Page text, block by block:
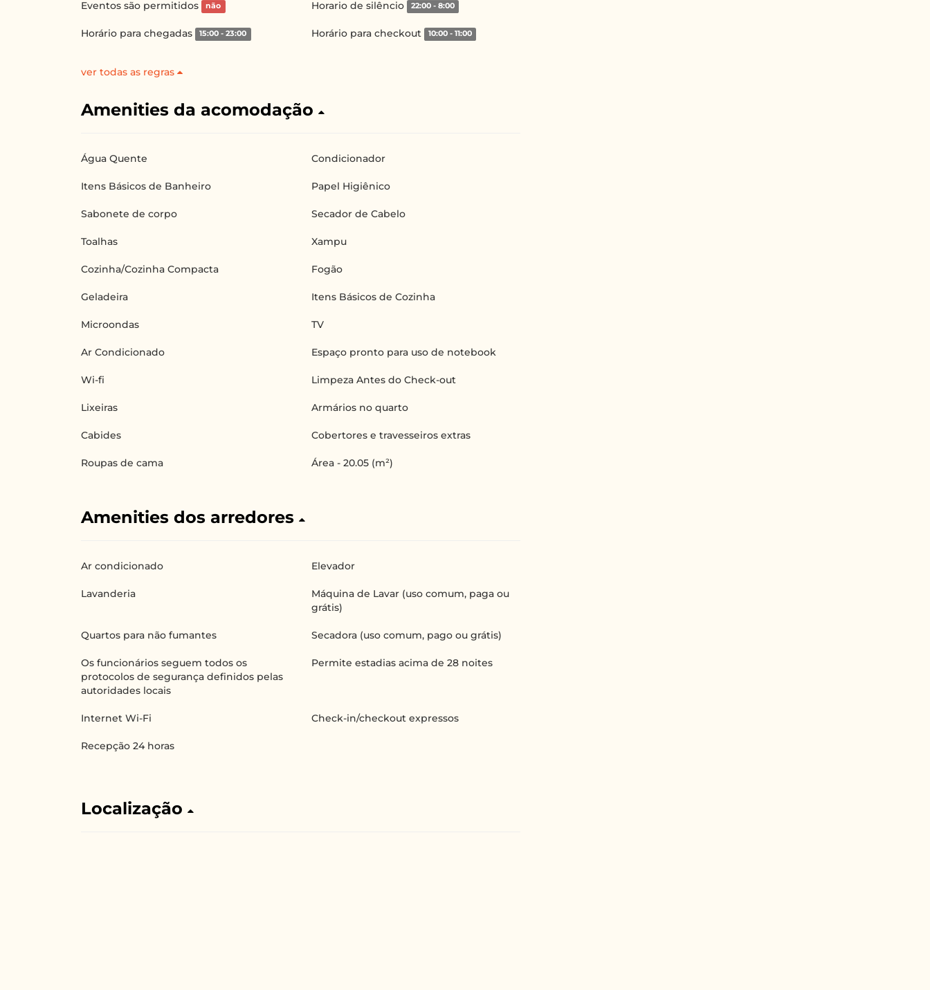
Eventos são permitidos não Horario de silêncio 22:00 - 8:00
Horário para chegadas 15:00 - 23:00 Horário para checkout 10:00 - 11:00
ver todas as regras
Amenities da acomodação
Água Quente Condicionador
Itens Básicos de Banheiro Papel Higiênico
Sabonete de corpo Secador de Cabelo
Toalhas Xampu
Cozinha/Cozinha Compacta Fogão
Geladeira Itens Básicos de Cozinha
Microondas TV
Ar Condicionado Espaço pronto para uso de notebook
Wi-fi Limpeza Antes do Check-out
Lixeiras Armários no quarto
Cabides Cobertores e travesseiros extras
Roupas de cama Área - 20.05 (m²)
Amenities dos arredores
Ar condicionado Elevador
Lavanderia
Máquina de Lavar (uso comum, paga ou
grátis)
Quartos para não fumantes Secadora (uso comum, pago ou grátis)
Os funcionários seguem todos os
protocolos de segurança definidos pelas
autoridades locais
Permite estadias acima de 28 noites
Internet Wi-Fi Check-in/checkout expressos
Recepção 24 horas
Localização